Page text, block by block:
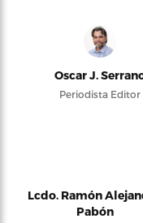
Oscar J.
Periodista Editor
Lcdo. Ramón
Pabón